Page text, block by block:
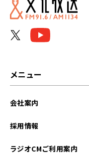
メニュー
会社案内
採用情報
ラジオCMご利用案内